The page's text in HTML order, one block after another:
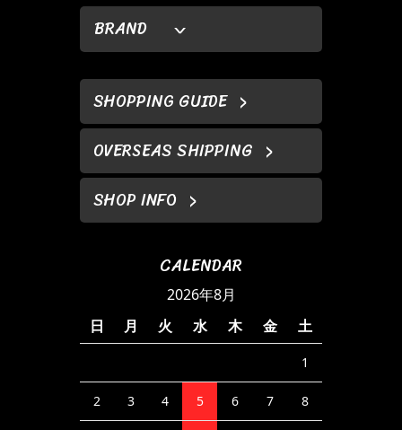
BRAND
SHOPPING GUIDE
OVERSEAS SHIPPING
SHOP INFO
CALENDAR
2026年8月
日
月 火 水 木 金 土
1
2 3 4 5 6 7 8